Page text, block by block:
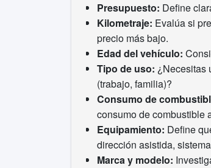
Presupuesto: Define
Kilometraje: Evalúa si
precio más bajo.
Edad del vehículo:
Tipo de uso: ¿Necesitas
(trabajo, familia)?
Consumo de
consumo de combustible
Equipamiento: Define
dirección asistida,
Marca y modelo: